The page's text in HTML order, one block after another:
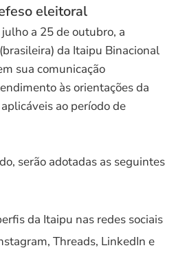
eleitoral
a 25 de outubro, a
da Itaipu Binacional
sua comunicação
às orientações da
ao período de
serão adotadas as seguintes
da Itaipu nas redes sociais
Threads, LinkedIn e